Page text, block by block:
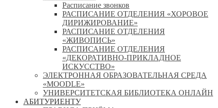
Расписание звонков
РАСПИСАНИЕ ОТДЕЛЕНИЯ «ХОРОВОЕ
ДИРИЖИРОВАНИЕ»
РАСПИСАНИЕ ОТДЕЛЕНИЯ
«ЖИВОПИСЬ»
РАСПИСАНИЕ ОТДЕЛЕНИЯ
«ДЕКОРАТИВНО-ПРИКЛАДНОЕ
ИСКУССТВО»
ЭЛЕКТРОННАЯ ОБРАЗОВАТЕЛЬНАЯ СРЕДА
«MOODLE»
УНИВЕРСИТЕТСКАЯ БИБЛИОТЕКА ОНЛАЙН
АБИТУРИЕНТУ